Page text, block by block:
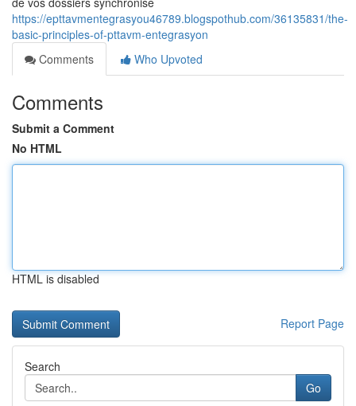
https://epttavmentegrasyou46789.blogspothub.com/36135831/the-
basic-principles-of-pttavm-entegrasyon
Comments
Who Upvoted
Comments
Submit a Comment
No HTML
HTML is disabled
Report Page
Search
Go